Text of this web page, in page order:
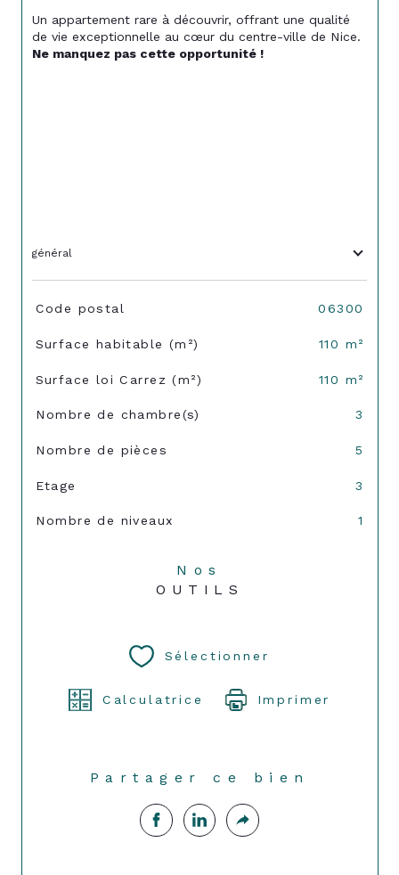
Un appartement rare à découvrir, offrant une qualité
de vie exceptionnelle au cœur du centre-ville de Nice.
Ne manquez pas cette opportunité !
général
TRAD_SIROCCO_Caracteristique
Code postal 06300
Surface habitable (m²) 110 m²
Surface loi Carrez (m²) 110 m²
Nombre de chambre(s) 3
Nombre de pièces 5
Etage 3
Nombre de niveaux 1
Nos
OUTILS
Sélectionner
Calculatrice Imprimer
Partager ce bien